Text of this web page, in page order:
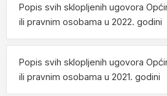
Popis svih sklopljenih ugovora
ili pravnim osobama u 2022. godini
Popis svih sklopljenih ugovora
ili pravnim osobama u 2021. godini